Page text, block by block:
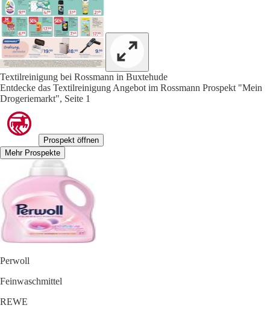
Textilreinigung bei Rossmann in Buxtehude
Entdecke das Textilreinigung Angebot im Rossmann Prospekt "Mein
Drogeriemarkt", Seite 1
Prospekt öffnen
Mehr Prospekte
Perwoll
Feinwaschmittel
REWE